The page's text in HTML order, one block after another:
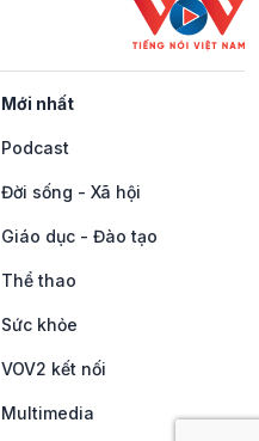
Mới nhất
Podcast
Đời sống - Xã hội
Giáo dục - Đào tạo
Thể thao
Sức khỏe
VOV2 kết nối
Multimedia